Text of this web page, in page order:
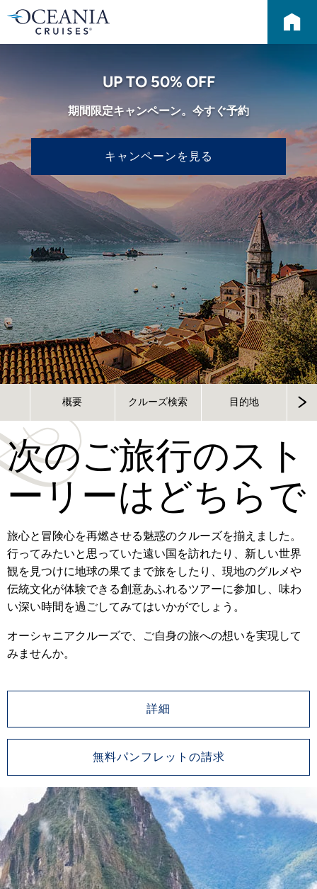
UP TO 50% OFF
期間限定キャンペーン。今すぐ予約
キャンペーンを見る
概要 クルーズ検索 目的地
次のご旅行のスト
ーリーはどちらで
旅心と冒険心を再燃させる魅惑のクルーズを揃えました。
行ってみたいと思っていた遠い国を訪れたり、新しい世界
観を見つけに地球の果てまで旅をしたり、現地のグルメや
伝統文化が体験できる創意あふれるツアーに参加し、味わ
い深い時間を過ごしてみてはいかがでしょう。
オーシャニアクルーズで、ご自身の旅への想いを実現して
みませんか。
詳細
無料パンフレットの請求